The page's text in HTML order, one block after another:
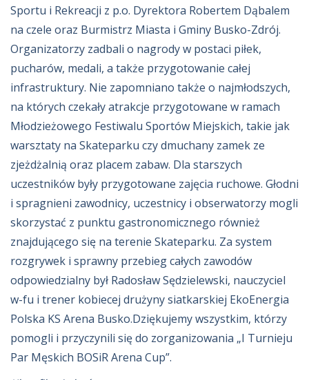
Sportu i Rekreacji z p.o. Dyrektora Robertem Dąbalem
na czele oraz Burmistrz Miasta i Gminy Busko-Zdrój.
Organizatorzy zadbali o nagrody w postaci piłek,
pucharów, medali, a także przygotowanie całej
infrastruktury. Nie zapomniano także o najmłodszych,
na których czekały atrakcje przygotowane w ramach
Młodzieżowego Festiwalu Sportów Miejskich, takie jak
warsztaty na Skateparku czy dmuchany zamek ze
zjeżdżalnią oraz placem zabaw. Dla starszych
uczestników były przygotowane zajęcia ruchowe. Głodni
i spragnieni zawodnicy, uczestnicy i obserwatorzy mogli
skorzystać z punktu gastronomicznego również
znajdującego się na terenie Skateparku. Za system
rozgrywek i sprawny przebieg całych zawodów
odpowiedzialny był Radosław Sędzielewski, nauczyciel
w-fu i trener kobiecej drużyny siatkarskiej EkoEnergia
Polska KS Arena Busko.Dziękujemy wszystkim, którzy
pomogli i przyczynili się do zorganizowania „I Turnieju
Par Męskich BOSiR Arena Cup”.